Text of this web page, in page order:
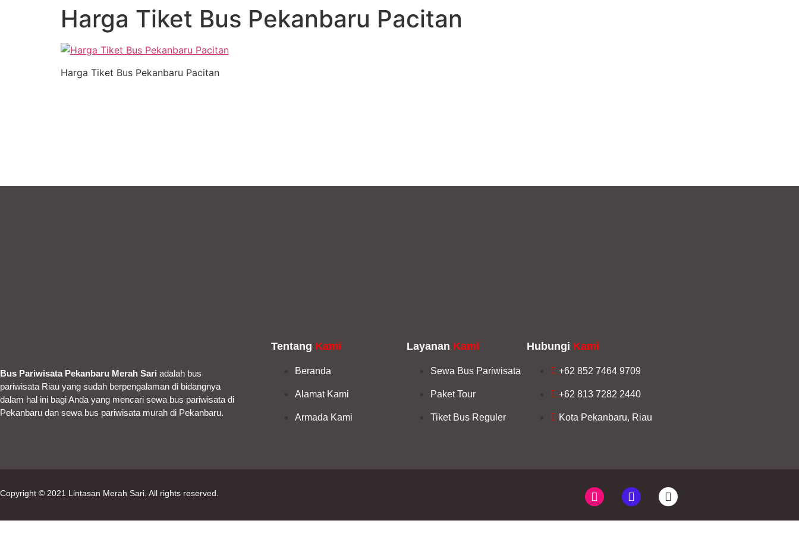
Harga Tiket Bus Pekanbaru Pacitan
Harga Tiket Bus Pekanbaru Pacitan
Bus Pariwisata Pekanbaru Merah Sari adalah bus
pariwisata Riau yang sudah berpengalaman di bidangnya
dalam hal ini bagi Anda yang mencari sewa bus pariwisata di
Pekanbaru dan sewa bus pariwisata murah di Pekanbaru.
Tentang Kami
Beranda
Alamat Kami
Armada Kami
Layanan Kami
Sewa Bus Pariwisata
Paket Tour
Tiket Bus Reguler
Hubungi Kami
+62 852 7464 9709
+62 813 7282 2440
Kota Pekanbaru, Riau
Copyright © 2021 Lintasan Merah Sari . All rights reserved.